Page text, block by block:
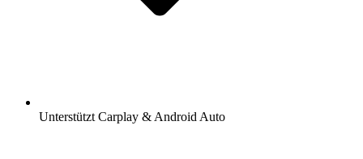
Unterstützt Carplay & Android Auto